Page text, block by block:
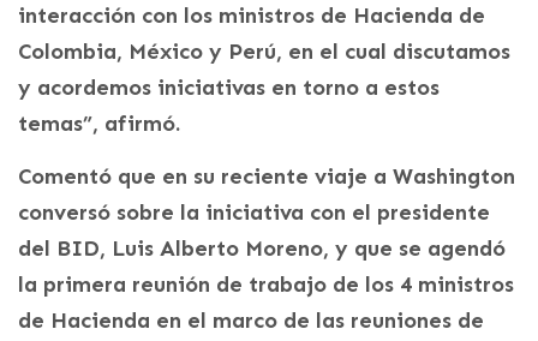
interacción con los ministros de Hacienda de
Colombia, México y Perú, en el cual discutamos
y acordemos iniciativas en torno a estos
temas”, afirmó.
Comentó que en su reciente viaje a Washington
conversó sobre la iniciativa con el presidente
del BID, Luis Alberto Moreno, y que se agendó
la primera reunión de trabajo de los 4 ministros
de Hacienda en el marco de las reuniones de